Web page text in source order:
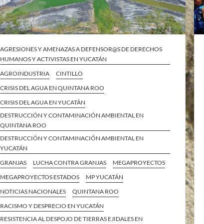
AGRESIONES Y AMENAZAS A DEFENSOR@S DE DERECHOS
HUMANOS Y ACTIVISTAS EN YUCATÁN
AGROINDUSTRIA
CINTILLO
CRISIS DEL AGUA EN QUINTANA ROO
CRISIS DEL AGUA EN YUCATÁN
DESTRUCCIÓN Y CONTAMINACIÓN AMBIENTAL EN
QUINTANA ROO
DESTRUCCIÓN Y CONTAMINACIÓN AMBIENTAL EN
YUCATÁN
GRANJAS
LUCHA CONTRA GRANJAS
MEGAPROYECTOS
MEGAPROYECTOS ESTADOS
MP YUCATÁN
NOTICIAS NACIONALES
QUINTANA ROO
RACISMO Y DESPRECIO EN YUCATÁN
RESISTENCIA AL DESPOJO DE TIERRAS EJIDALES EN